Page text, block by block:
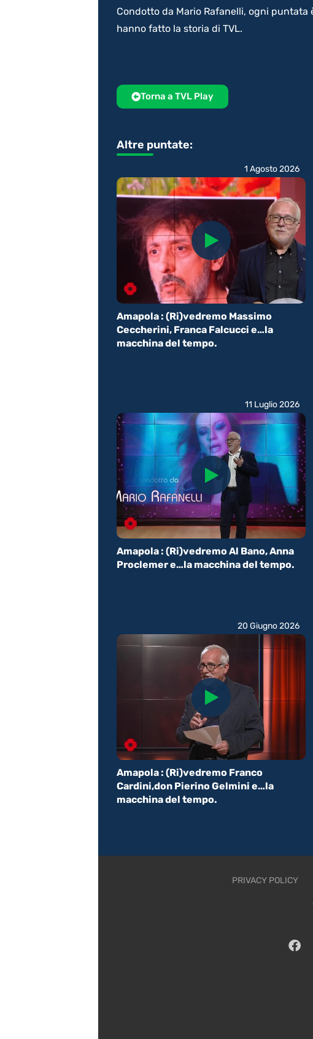
Condotto da Mario Rafanelli, ogni
hanno fatto la storia di TVL.
Torna a TVL Play
Altre puntate:
Amapola : (Ri)vedremo Massimo
Ceccherini, Franca Falcucci e…la
macchina del tempo.
1 Agosto 2026
Amapola : (Ri)vedremo Al Bano, Anna
Proclemer e…la macchina del tempo.
11 Luglio 2026
Amapola : (Ri)vedremo Franco
Cardini,don Pierino Gelmini e…la
macchina del tempo.
20 Giugno 2026
PRIVACY POLICY